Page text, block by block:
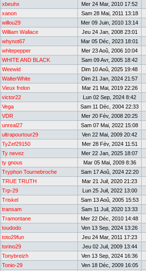
xbeuhx Mer 24 Mar, 2010 17:52
xanon Sam 28 Mai, 2011 13:18
willou29 Mer 09 Juin, 2010 13:14
William Wallace Jeu 24 Jan, 2008 23:01
whynot67 Mar 05 Déc, 2023 18:01
whitepepper Mer 23 Aoû, 2006 10:04
WHITE AND BLACK Sam 09 Avr, 2005 18:42
Weewid Dim 10 Aoû, 2025 19:48
WalterWhite Dim 21 Jan, 2024 21:57
Vieux frelon Mar 21 Mai, 2019 22:26
victor22 Lun 02 Sep, 2024 8:42
Vega Sam 11 Déc, 2004 22:33
VDR Mer 20 Fév, 2008 20:25
unreal27 Sam 07 Mai, 2022 15:08
ultrapourtour29 Ven 22 Mai, 2009 20:42
TyZef29150 Mer 28 Fév, 2024 11:51
Ty nevez Mer 22 Jan, 2025 18:07
ty gnous Mar 05 Mai, 2009 8:36
Tryphon Tournebroche Sam 17 Aoû, 2024 22:20
TRUE TRUTH Mar 21 Juil, 2020 21:23
Trp-29 Lun 25 Juil, 2022 13:00
Triskel Sam 13 Aoû, 2005 15:53
transam Sam 11 Juil, 2020 13:33
Tramontane Mer 22 Déc, 2010 14:48
toudodo Ven 13 Sep, 2024 13:26
toto29fun Jeu 24 Mar, 2011 17:23
torino29 Jeu 02 Juil, 2009 13:44
Tonybreizh Ven 13 Sep, 2024 16:36
Tonio-29 Ven 18 Déc, 2009 16:05